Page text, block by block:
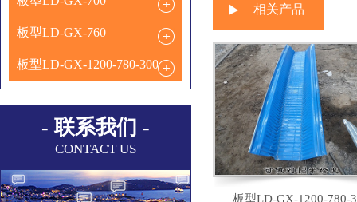
板型LD-GX-760
板型LD-GX-1200-780-300
- 联系我们 -
CONTACT US
相关产品
板型LD-GX-1200-780-